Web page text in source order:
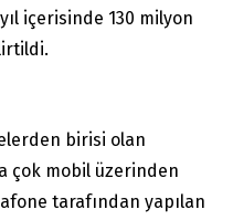
içerisinde 130 milyon
birisi olan
çok mobil üzerinden
tarafından yapılan